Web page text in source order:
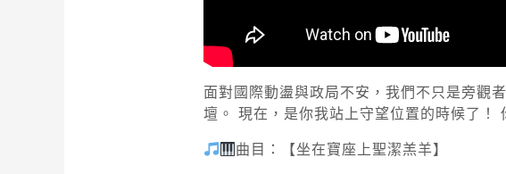
面對國際動盪與政局不安，我們不只是旁觀
壇。 現在，是你我站上守望位置的時候了！
曲目：【坐在寶座上聖潔羔羊】